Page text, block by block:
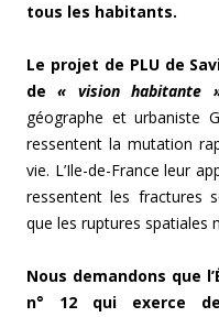
tous les habitants.
Le projet de PLU de
de« vision habitante
géographe et urbaniste
ressentent la mutation
vie. L’Ile-de-France leur
ressentent les fractures
que les ruptures spatiales
Nous demandons que
n° 12 qui exerce